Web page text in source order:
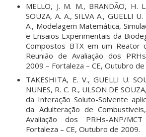
MELLO, J. M. M., BRANDÃO, H.
SOUZA, A. A., SILVA A., GUELLI U.
A., Modelagem Matemática,
e Ensaios Experimentais da
Compostos BTX em um Reator
Reunião de Avaliação dos
2009 – Fortaleza – CE, Outubro
TAKESHITA, E. V., GUELLI U.
NUNES, R. C. R., ULSON DE
da Interação Soluto-Solvente
da Adulteração de
Avaliação dos PRHs-ANP/
Fortaleza – CE, Outubro de 2009.